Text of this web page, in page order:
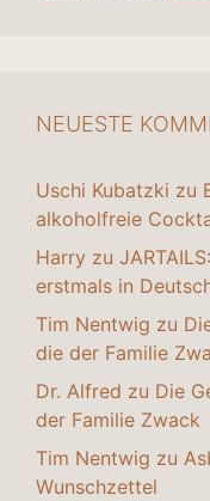
NEUESTE
Uschi Kubatzki zu
alkoholfreie
Harry zu
erstmals in
Tim Nentwig zu
die der Familie
Dr. Alfred zu Die
der Familie Zwack
Tim Nentwig zu
Wunschzettel